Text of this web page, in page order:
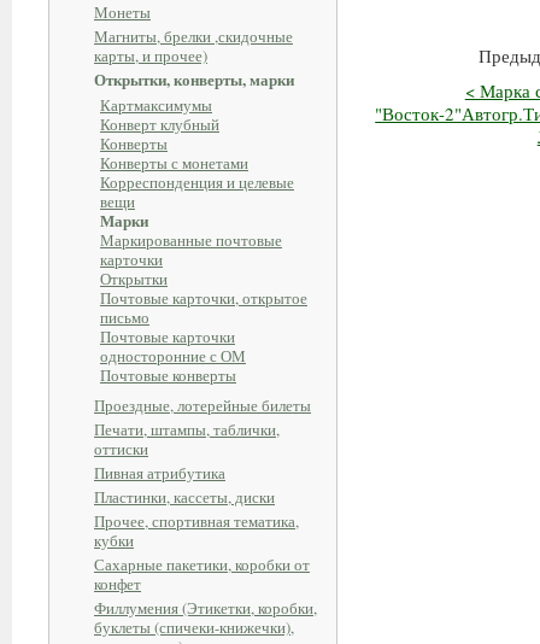
Монеты
Магниты, брелки ,скидочные
карты, и прочее)
Открытки, конверты, марки
Картмаксимумы
Конверт клубный
Конверты
Конверты с монетами
Корреспонденция и целевые
вещи
Марки
Маркированные почтовые
карточки
Открытки
Почтовые карточки, открытое
письмо
Почтовые карточки
односторонние с ОМ
Почтовые конверты
Проездные, лотерейные билеты
Печати, штампы, таблички,
оттиски
Пивная атрибутика
Пластинки, кассеты, диски
Прочее, спортивная тематика,
кубки
Сахарные пакетики, коробки от
конфет
Филлумения (Этикетки, коробки,
буклеты (спичеки-книжечки),
< Марка
"Восток-